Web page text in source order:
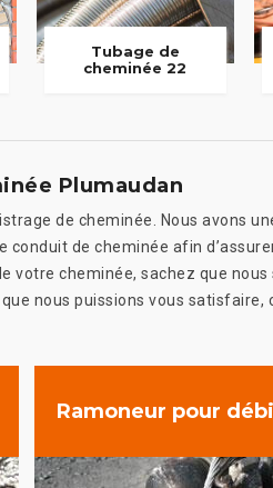
Tubage de
cheminée 22
Plumaudan
de cheminée. Nous avons
de cheminée afin
votre cheminée, sachez que
nous puissions vous satisfaire,
Ramoneur pour